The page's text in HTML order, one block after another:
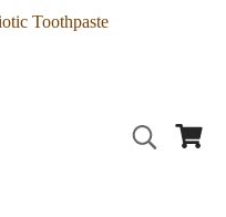
Toothpaste